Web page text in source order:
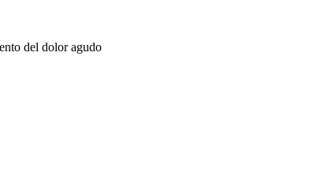
del dolor agudo